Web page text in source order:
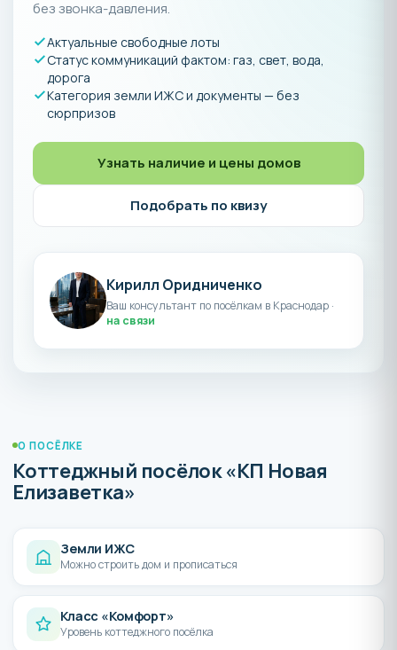
без звонка-давления.
Актуальные свободные лоты
Статус коммуникаций фактом: газ, свет, вода,
дорога
Категория земли ИЖС и документы — без
сюрпризов
Узнать наличие и цены домов
Подобрать по квизу
Кирилл Оридниченко
Ваш консультант по посёлкам в Краснодар ·
на связи
О ПОСЁЛКЕ
Коттеджный посёлок «КП Новая
Елизаветка»
Земли ИЖС
Можно строить дом и прописаться
Класс «Комфорт»
Уровень коттеджного посёлка